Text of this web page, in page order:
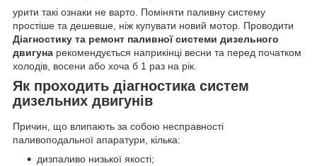
урити такі ознаки не варто. Поміняти паливну систему
простіше та дешевше, ніж купувати новий мотор. Проводити
Діагностику та ремонт паливної системи дизельного
двигуна рекомендується наприкінці весни та перед початком
холодів, восени або хоча б 1 раз на рік.
Як проходить діагностика систем
дизельних двигунів
Причин, що влипають за собою несправності
паливоподальної апаратури, кілька:
дизпаливо низької якості;